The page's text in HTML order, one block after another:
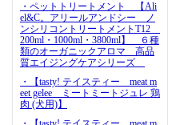
・ペットトリートメント 【Ali
el&C。アリールアンドシー ノ
ンシリコントリートメントT12
200ml・1000ml・3800ml】 ６種
類のオーガニックアロマ 高品
質エイジングケアシリーズ
・【tasty! テイスティー meat m
eet gelee ミートミートジュレ 鶏
肉 (犬用)】